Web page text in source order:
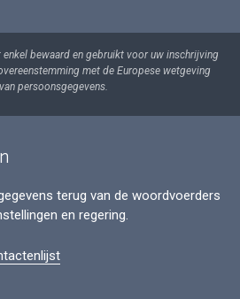
bewaard en gebruikt voor uw inschrijving
met de Europese wetgeving
persoonsgegevens.
terug van de woordvoerders
en regering.